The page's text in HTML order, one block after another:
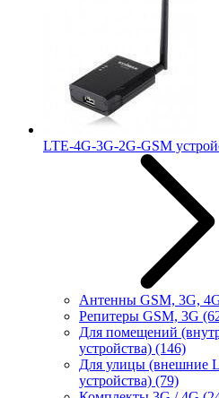
LTE-4G-3G-2G-GSM
Антенны GSM, 3G,
Репитеры GSM, 3G
Для помещений
устройства) (146)
Для улицы (внешние
устройства) (79)